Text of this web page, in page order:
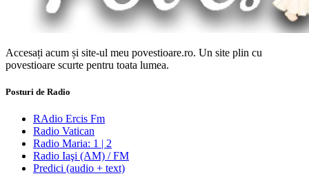
Accesați acum și site-ul meu povestioare.ro. Un site plin cu
povestioare scurte pentru toata lumea.
Posturi de Radio
RAdio Ercis Fm
Radio Vatican
Radio Maria: 1 | 2
Radio Iaşi (AM) / FM
Predici (audio + text)